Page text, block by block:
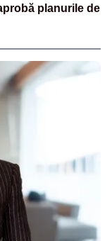
planurile de